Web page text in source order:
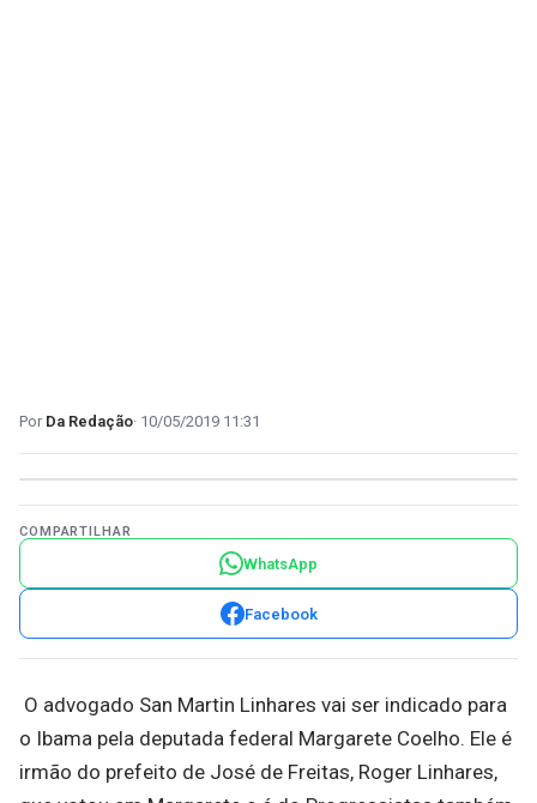
Da Redação 10/05/2019 11:31
COMPARTILHAR
WhatsApp
Facebook
O advogado San Martin Linhares vai ser indicado para
o Ibama pela deputada federal Margarete Coelho. Ele é
irmão do prefeito de José de Freitas, Roger Linhares,